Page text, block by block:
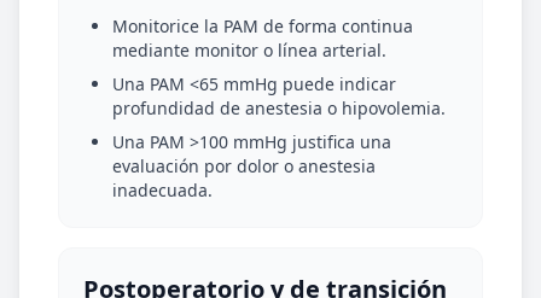
Monitorice la PAM de forma continua
mediante monitor o línea arterial.
Una PAM <65 mmHg puede indicar
profundidad de anestesia o hipovolemia.
Una PAM >100 mmHg justifica una
evaluación por dolor o anestesia
inadecuada.
Postoperatorio y de transición